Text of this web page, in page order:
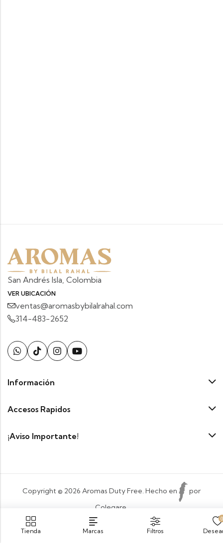
San Andrés Isla, Colombia
VER UBICACIÓN
ventas@aromasbybilalrahal.com
314-483-2652
Información
Accesos Rapidos
¡Aviso Importante!
Copyright © 2026 Aromas Duty Free. Hecho en
por
Colegare.
Payment:
Tienda Marcas Filtros